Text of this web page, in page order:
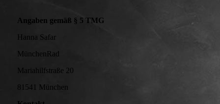
Angaben gemäß § 5 TMG
Hanna Safar
MünchenRad
Mariahilfstraße 20
81541 München